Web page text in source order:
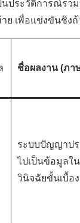
นประวัติการณ์รว
ย เพื่อแข่งขันชิงถ้
ชื่อผลงาน (ภา
ระบบปัญญาปร
ไปเป็นข้อมูลใ
วินิจฉัยขั้นเบื้อ